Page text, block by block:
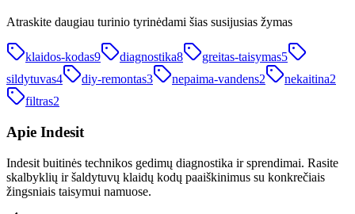
Atraskite daugiau turinio tyrinėdami šias susijusias žymas
klaidos-kodas9 diagnostika8 greitas-taisymas5
sildytuvas4 diy-remontas3 nepaima-vandens2 nekaitina2
filtras2
Apie Indesit
Indesit buitinės technikos gedimų diagnostika ir sprendimai. Rasite
skalbyklių ir šaldytuvų klaidų kodų paaiškinimus su konkrečiais
žingsniais taisymui namuose.